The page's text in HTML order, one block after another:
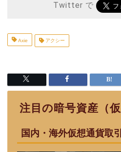
Twitter で
Axie アクシー
注目の暗号資産（
国内・海外仮想通貨取